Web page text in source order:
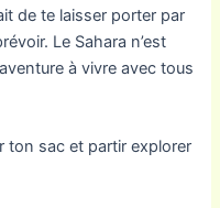
de te laisser porter par
Le Sahara n’est
à vivre avec tous
ton sac et partir explorer